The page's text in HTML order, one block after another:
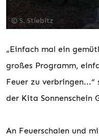
© S. Stiebitz
„Einfach mal ein
großes Programm,
Feuer zu verbringen...“
der Kita Sonnenschein
An Feuerschalen und